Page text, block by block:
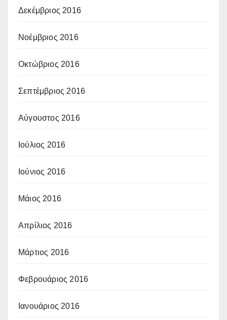
Δεκέμβριος 2016
Νοέμβριος 2016
Οκτώβριος 2016
Σεπτέμβριος 2016
Αύγουστος 2016
Ιούλιος 2016
Ιούνιος 2016
Μάιος 2016
Απρίλιος 2016
Μάρτιος 2016
Φεβρουάριος 2016
Ιανουάριος 2016